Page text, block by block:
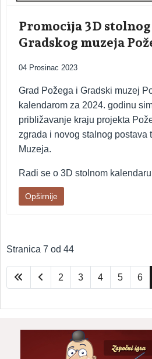
Promocija 3D
Gradskog muzeja
04 Prosinac 2023
Grad Požega i Gradski muzej
kalendarom za 2024. godinu
približavanje kraju projekta
zgrada i novog stalnog postava
Muzeja.
Radi se o 3D stolnom
Opširnije
Stranica 7 od 44
2 3 4 5 6